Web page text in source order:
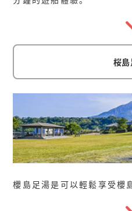
桜
櫻島足湯是可以輕鬆享受櫻